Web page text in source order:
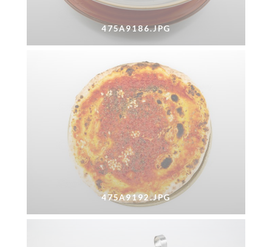
475A9186.JPG
475A9192.JPG